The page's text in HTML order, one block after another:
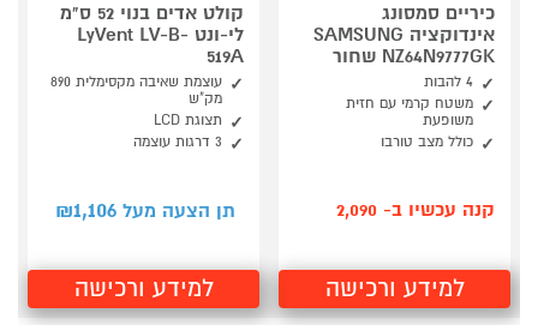
כיריים סמסונג
אינדוקציה SAMSUNG
NZ64N9777GK שחור
4 להבות
משטח קרמי עם חזית
משופעת
כולל מצב טורבו
קנה עכשיו ב- 2,090
למידע ורכישה
קולט אדים בנוי 52 ס"מ
לי-ונט LyVent LV-B-
519A
עוצמת שאיבה מקסימלית 890
מק"ש
תצוגת LCD
3 דרגות עוצמה
תן הצעה מעל ₪ 1,106
למידע ורכישה